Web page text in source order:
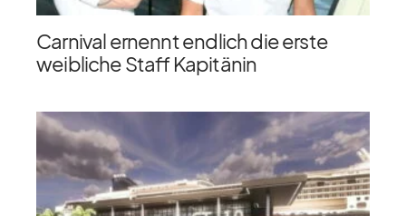
Carnival ernennt endlich die erste
weibliche Staff Kapitänin